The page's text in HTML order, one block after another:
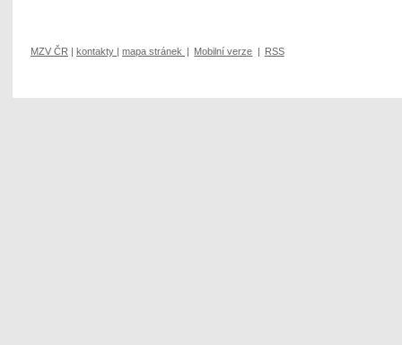
MZV ČR | kontakty | mapa stránek | Mobilní verze | RSS